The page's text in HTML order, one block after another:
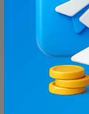
185.9K/
СУМИ /
Новини/
Ціна реклами
Без вид..